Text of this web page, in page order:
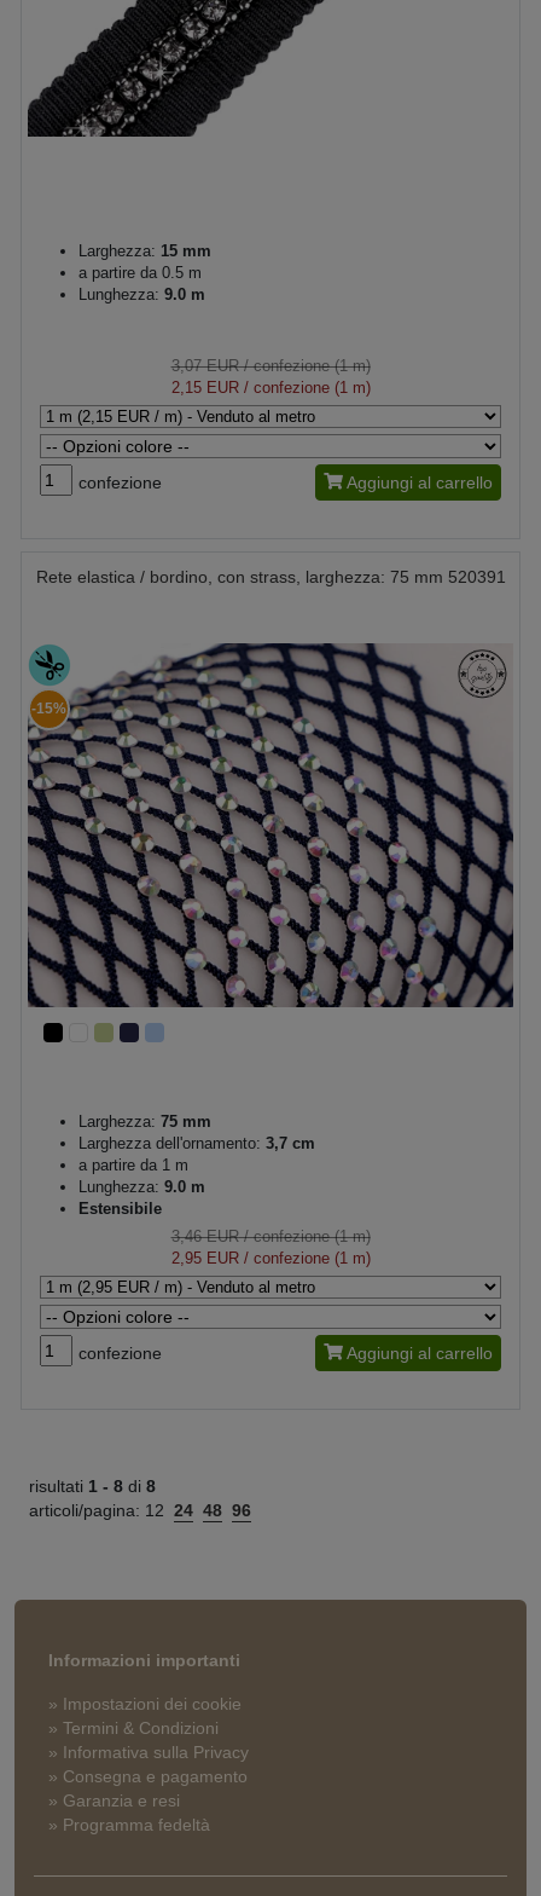
Larghezza: 15 mm
a partire da 0.5 m
Lunghezza: 9.0 m
3,07 EUR/ confezione (1 m)
2,15 EUR/ confezione (1 m)
confezione Aggiungi al carrello
Rete elastica / bordino, con strass, larghezza: 75 mm 520391
-15%
Larghezza: 75 mm
Larghezza dell'ornamento: 3,7 cm
a partire da 1 m
Lunghezza: 9.0 m
Estensibile
3,46 EUR/ confezione (1 m)
2,95 EUR/ confezione (1 m)
confezione Aggiungi al carrello
risultati 1 - 8 di 8
articoli/pagina: 12 24 48 96
Informazioni importanti
» Impostazioni dei cookie
» Termini & Condizioni
» Informativa sulla Privacy
» Consegna e pagamento
» Garanzia e resi
» Programma fedeltà